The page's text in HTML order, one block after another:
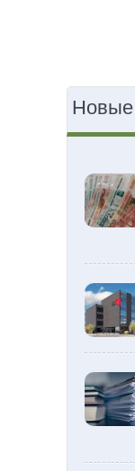
Новые